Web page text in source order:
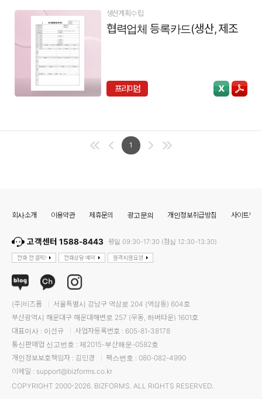
생산계획수립
협력업체 등록카드(생산, 제조)
프리미엄
1
회사소개 이용약관 제휴문의 광고문의 개인정보취급방침 사이트맵
고객센터 1588-8443 평일 09:30-17:30 (점심 12:30-13:30)
전화 전 클릭! 전화상담 예약 원격지원요청
(주)비즈폼
서울특별시 강남구 역삼로 204 (역삼동) 604호
부산광역시 해운대구 해운대해변로 257 (우동, 하버타운) 1601호
대표이사 : 이선규
사업자등록번호 : 605-81-38178
통신판매업 신고번호 : 제2015-부산해운-0582호
개인정보보호책임자 : 김민경
팩스번호 : 080-082-4990
이메일 : support@bizforms.co.kr
COPYRIGHT 2000-2026. BIZFORMS. ALL RIGHTS RESERVED.